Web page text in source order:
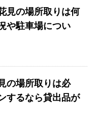
見の場所取りは何
や駐車場につい
の場所取りは必
するなら貸出品が